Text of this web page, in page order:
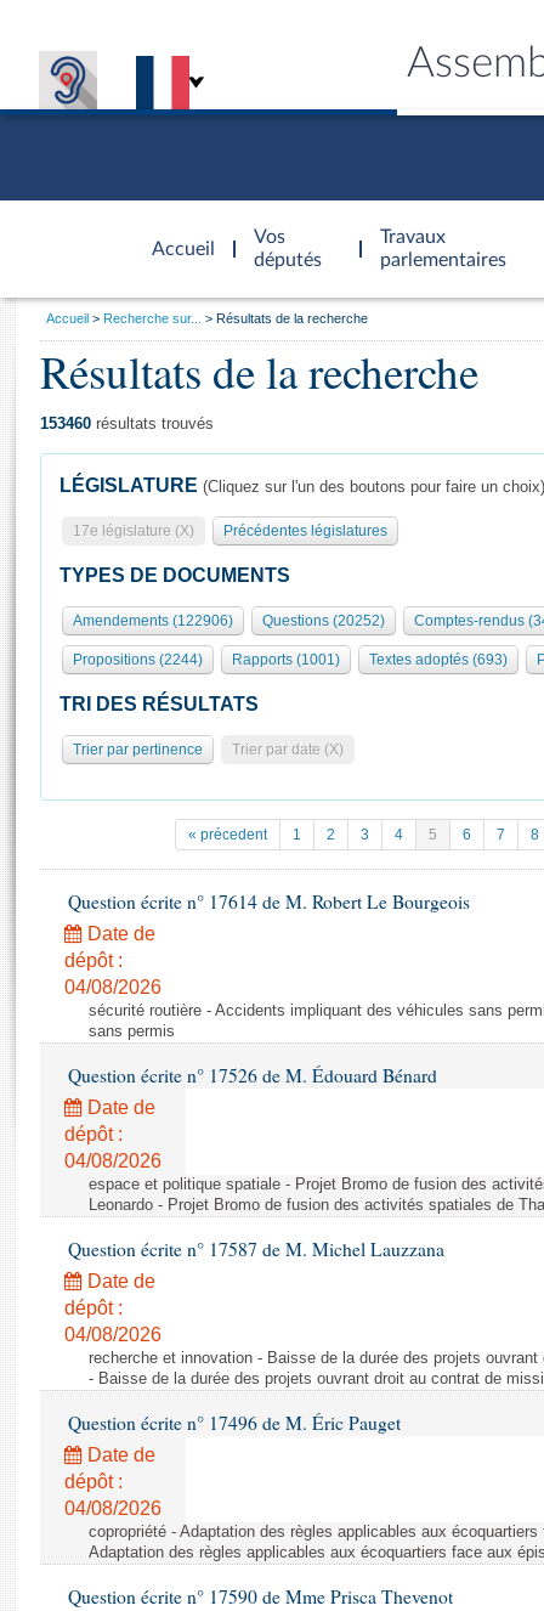
Accueil
d'accueil
Vos
députés
Travaux
parlementaires
Présidence
577 députés
Groupes politiques
Séance publique
Commissions et autres organes
Europe et International
Pétitions
Projets de loi
Propositions de loi
Amendements
Textes adoptés
Rapports législatifs
Rapports sur l'application des lois
Baromètre de l’application des lois
Dossiers législatifs
Budget et sécurité sociale
Questions écrites et orales
Comptes rendus des débats
Général
Rôle et pouvoirs de l'Assemblée
Organisation de l'Assemblée
Présidence Conférence des Présidents Bureau Collège des
Statistiques et chiffres clés
Documents de référence
( Constitution | Règlement de l'Assemblée ... )
Histoire
Juniors
Anciennes législatures
Visiter l'Assemblée
Visite virtuelle du palais Bourbon
Assister à une séance
La Bibliothèque
Contacts et plan d'accès
Photos libres de droit
Vous
Accueil Recherche sur... Résultats de la recherche
Résultats de la recherche
153460 résultats trouvés
LÉGISLATURE (Cliquez sur l'un des boutons pour faire un choix)
17e législature (X) Précédentes législatures
TYPES DE DOCUMENTS
Amendements (122906) Questions (20252) Comptes-rendus
Propositions (2244) Rapports (1001) Textes adoptés (693)
TRI DES RÉSULTATS
Trier par pertinence Trier par date (X)
« précedent 1 2 3 4 5 6 7 8
Question écrite n° 17614 de M. Robert Le Bourgeois
Date de
dépôt :
04/08/2026
sécurité routière - Accidents impliquant des véhicules sans
sans permis
Question écrite n° 17526 de M. Édouard Bénard
Date de
dépôt :
04/08/2026
espace et politique spatiale - Projet Bromo de fusion des
Leonardo - Projet Bromo de fusion des activités spatiales de
Question écrite n° 17587 de M. Michel Lauzzana
Date de
dépôt :
04/08/2026
recherche et innovation - Baisse de la durée des projets
- Baisse de la durée des projets ouvrant droit au contrat de
Question écrite n° 17496 de M. Éric Pauget
Date de
dépôt :
04/08/2026
copropriété - Adaptation des règles applicables aux
Adaptation des règles applicables aux écoquartiers face aux
Question écrite n° 17590 de Mme Prisca Thevenot